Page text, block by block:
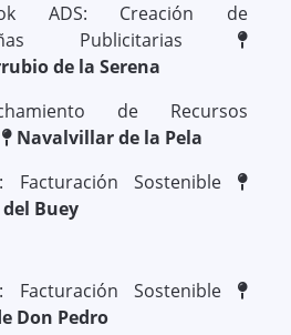
ADS: Creación de
Publicitarias
de la Serena
de Recursos
Navalvillar de la Pela
Facturación Sostenible
del Buey
Facturación Sostenible
Don Pedro